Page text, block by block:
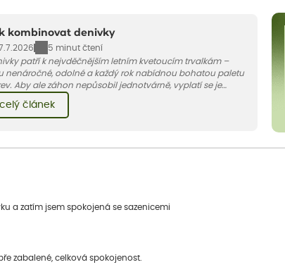
kombinovat denivky
7.7.2026
5 minut čtení
patří k nejvděčnějším letním kvetoucím trvalkám –
nenáročné, odolné a každý rok nabídnou bohatou paletu
Aby ale záhon nepůsobil jednotvárně, vyplatí se je
trvalkami a travinami denivky nejlépe ladí.
celý článek
a zatím jsem spokojená se sazenicemi
zabalené, celková spokojenost.